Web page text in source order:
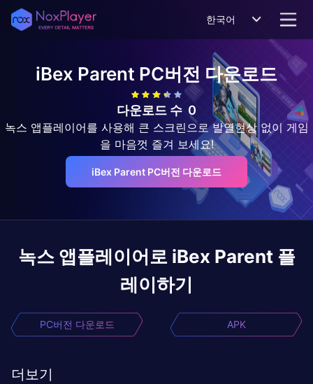
한국어
iBex Parent PC버전 다운로드
다운로드 수 0
녹스 앱플레이어를 사용해 큰 스크린으로 발열현상 없이 게임
을 마음껏 즐겨 보세요!
iBex Parent PC버전 다운로드
녹스 앱플레이어로 iBex Parent 플
레이하기
PC버전 다운로드 APK
더보기